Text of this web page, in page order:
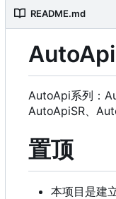
README.md
AutoApi系列：
AutoApiSR、
置顶
本项目是建